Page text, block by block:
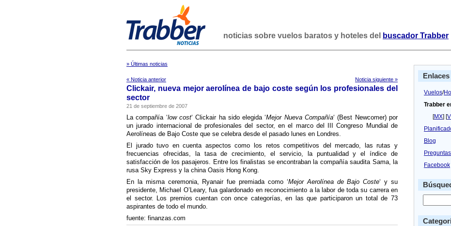
noticias sobre vuelos baratos y hoteles del buscador Trabber
» Últimas noticias
« Noticia anterior Noticia siguiente »
Clickair, nueva mejor aerolí­nea de bajo coste según los profesionales del
sector
21 de septiembre de 2007
La compañí­a ‘low cost‘ Clickair ha sido elegida ‘Mejor Nueva Compañí­a‘ (Best Newcomer) por
un jurado internacional de profesionales del sector, en el marco del III Congreso Mundial de
Aerolí­neas de Bajo Coste que se celebra desde el pasado lunes en Londres.
El jurado tuvo en cuenta aspectos como los retos competitivos del mercado, las rutas y
frecuencias ofrecidas, la tasa de crecimiento, el servicio, la puntualidad y el í­ndice de
satisfacción de los pasajeros. Entre los finalistas se encontraban la compañí­a saudita Sama, la
rusa Sky Express y la china Oasis Hong Kong.
En la misma ceremonia, Ryanair fue premiada como ‘Mejor Aerolí­nea de Bajo Coste‘ y su
presidente, Michael O’Leary, fua galardonado en reconocimiento a la labor de toda su carrera en
el sector. Los premios cuentan con once categorí­as, en las que participaron un total de 73
aspirantes de todo el mundo.
fuente: finanzas.com
Enlaces
Vuelos/
Trabber
[MX] [
Blog
Facebook